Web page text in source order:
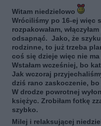
Witam niedzielowo
Wróciliśmy po 16-ej więc
rozpakowałam,
odsapnąć. Jako, że
rodzinne, to już trzeba
coś się dzieje więc nie
Wstałam wcześniej, bo
Jak wczoraj
dziś rano zaskoczenie, bo
W drodze powrotnej
księżyc. Zrobiłam fotkę
szybko.
Milej i relaksującej